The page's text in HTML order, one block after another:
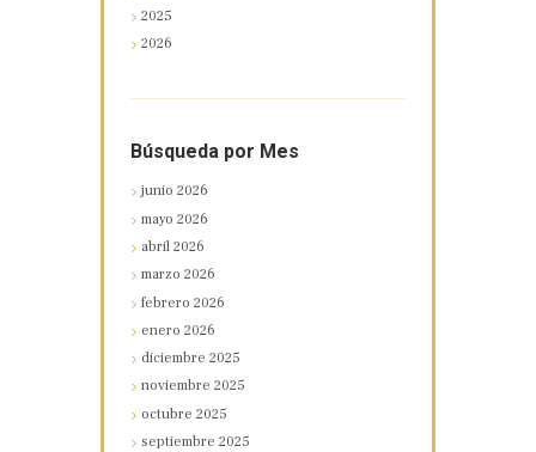
2025
2026
Búsqueda por Mes
junio2026
mayo2026
abril2026
marzo2026
febrero2026
enero2026
diciembre2025
noviembre2025
octubre2025
septiembre2025